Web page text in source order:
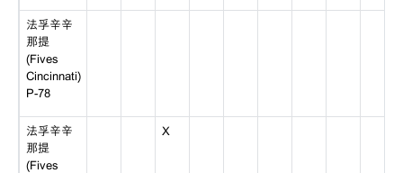
法孚辛辛
那提
(Fives
Cincinnati)
P-78
法孚辛辛
那提
(Fives
X